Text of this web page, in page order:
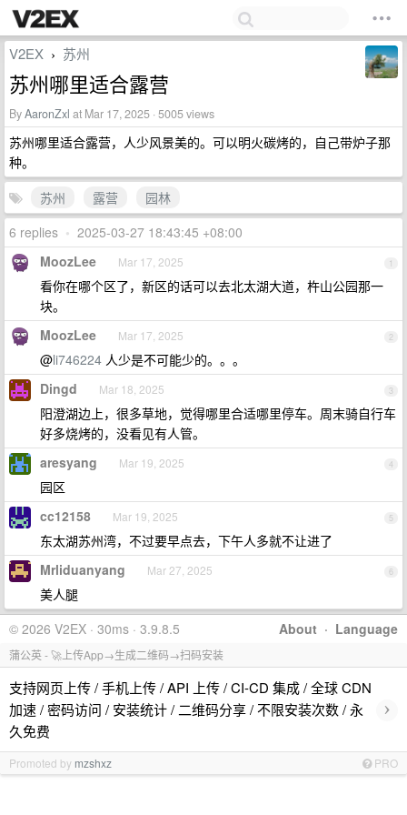
V2EX › 苏州
苏州哪里适合露营
ByAaronZxl at Mar 17, 2025 · 5005 views
苏州哪里适合露营，人少风景美的。可以明火碳烤的，自己带炉子那
种。
苏州
露营
园林
6 replies • 2025-03-27 18:43:45 +08:00
1
MoozLee Mar 17, 2025
看你在哪个区了，新区的话可以去北太湖大道，杵山公园那一
块。
2
MoozLee Mar 17, 2025
@li746224 人少是不可能少的。。。
3
Dingd Mar 18, 2025
阳澄湖边上，很多草地，觉得哪里合适哪里停车。周末骑自行车
好多烧烤的，没看见有人管。
4
aresyang Mar 19, 2025
园区
5
cc12158 Mar 19, 2025
东太湖苏州湾，不过要早点去，下午人多就不让进了
6
Mrliduanyang Mar 27, 2025
美人腿
About · Language
© 2026 V2EX · 30ms · 3.9.8.5
蒲公英 - 🚀上传App→生成二维码→扫码安装
支持网页上传 / 手机上传 / API 上传 / CI-CD 集成 / 全球 CDN
加速 / 密码访问 / 安装统计 / 二维码分享 / 不限安装次数 / 永
久免费
›
Promoted by mzshxz PRO